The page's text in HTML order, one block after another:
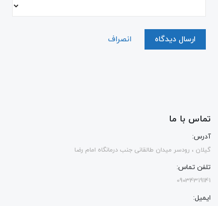
ارسال دیدگاه انصراف
تماس با ما
آدرس:
گیلان ، رودسر میدان طالقانی جنب درمانگاه امام رضا
تلفن تماس:
09034319141
ایمیل: